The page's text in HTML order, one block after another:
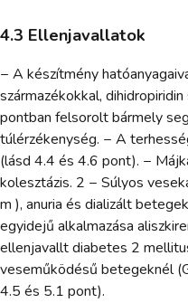
4.3 Ellenjavallatok
− A készítmény
származékokkal,
pontban felsorolt bármely
túlérzékenység. − A
(lásd 4.4 és 4.6 pont). −
kolesztázis. 2 − Súlyos
m ), anuria és dializált
egyidejű alkalmazása
ellenjavallt diabetes 2
veseműködésű betegeknél
4.5 és 5.1 pont).